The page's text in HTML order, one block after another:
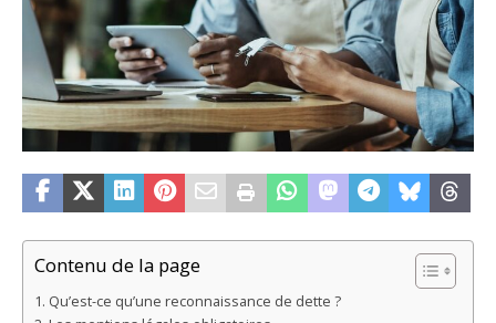
Contenu de la page
Qu’est-ce qu’une reconnaissance de dette ?